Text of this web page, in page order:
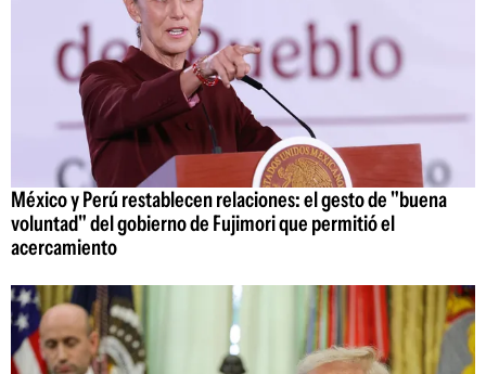
México y Perú restablecen relaciones: el gesto de "buena
voluntad" del gobierno de Fujimori que permitió el
acercamiento